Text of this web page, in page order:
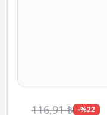
116,91 ₺ -%22